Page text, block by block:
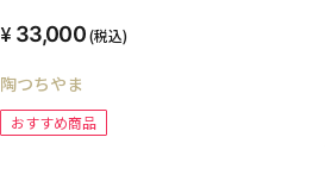
33,000(税込)
陶つちやま
おすすめ商品